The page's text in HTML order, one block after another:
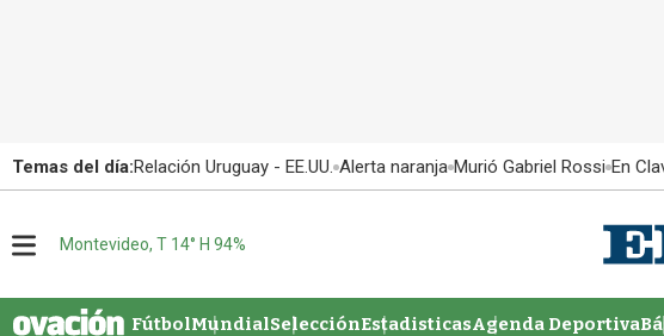
Temas del día:Relación Uruguay - EE.UU. Alerta naranja Murió Gabriel Rossi En
u
Montevideo, T 14° H 94%
FútbolMundialSelecciónEstadisticasAgenda Deportiva